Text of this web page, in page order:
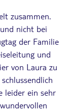
zusammen.
nicht bei
der Familie
und
von Laura zu
leider ein sehr